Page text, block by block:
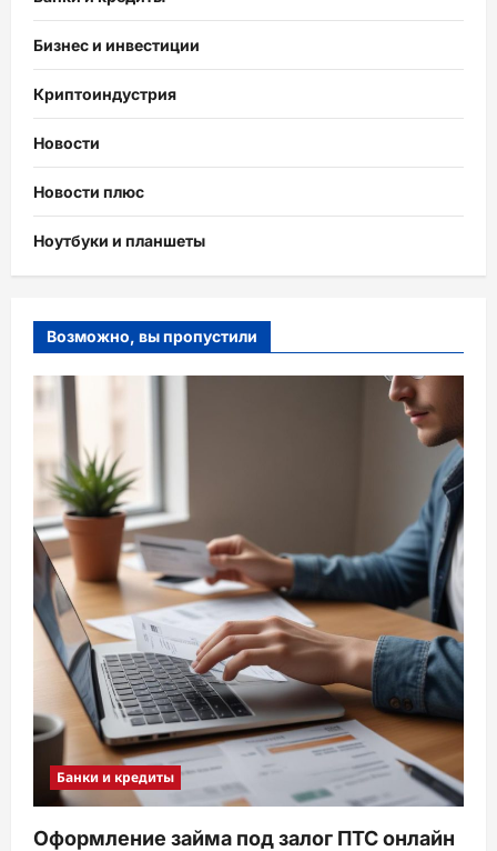
Бизнес и инвестиции
Криптоиндустрия
Новости
Новости плюс
Ноутбуки и планшеты
Возможно, вы пропустили
Банки и кредиты
Оформление займа под залог ПТС онлайн